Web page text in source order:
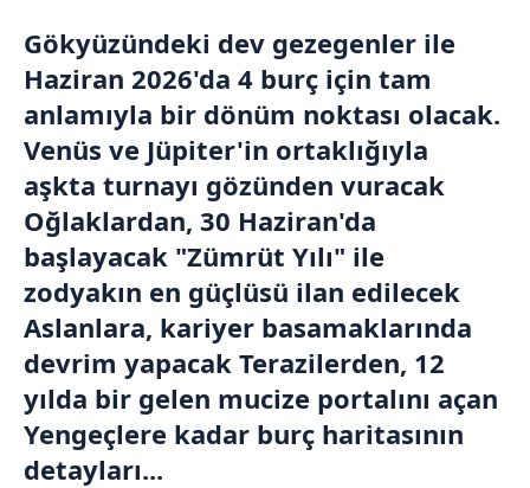
Gökyüzündeki dev gezegenler ile
Haziran 2026'da 4 burç için tam
anlamıyla bir dönüm noktası olacak.
Venüs ve Jüpiter'in ortaklığıyla
aşkta turnayı gözünden vuracak
Oğlaklardan, 30 Haziran'da
başlayacak "Zümrüt Yılı" ile
zodyakın en güçlüsü ilan edilecek
Aslanlara, kariyer basamaklarında
devrim yapacak Terazilerden, 12
yılda bir gelen mucize portalını açan
Yengeçlere kadar burç haritasının
detayları...